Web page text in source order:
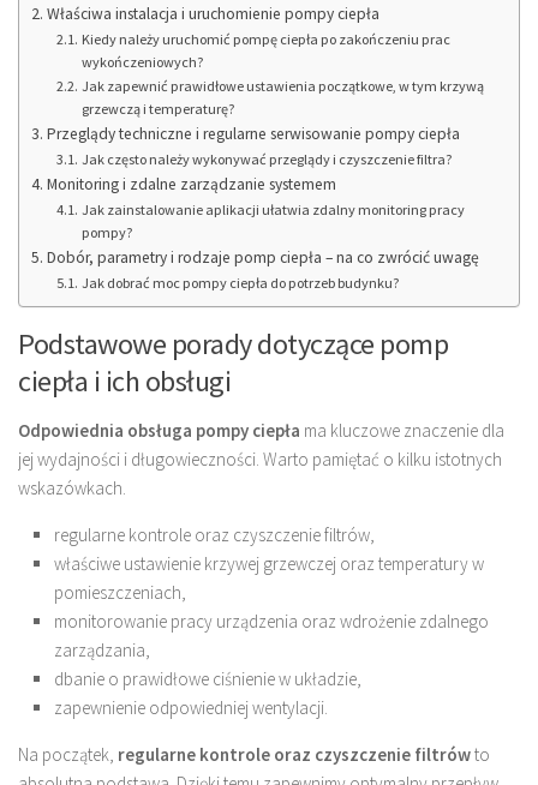
Właściwa instalacja i uruchomienie pompy ciepła
Kiedy należy uruchomić pompę ciepła po zakończeniu prac
wykończeniowych?
Jak zapewnić prawidłowe ustawienia początkowe, w tym krzywą
grzewczą i temperaturę?
Przeglądy techniczne i regularne serwisowanie pompy ciepła
Jak często należy wykonywać przeglądy i czyszczenie filtra?
Monitoring i zdalne zarządzanie systemem
Jak zainstalowanie aplikacji ułatwia zdalny monitoring pracy
pompy?
Dobór, parametry i rodzaje pomp ciepła – na co zwrócić uwagę
Jak dobrać moc pompy ciepła do potrzeb budynku?
Podstawowe porady dotyczące pomp
ciepła i ich obsługi
Odpowiednia obsługa pompy ciepła ma kluczowe znaczenie dla
jej wydajności i długowieczności. Warto pamiętać o kilku istotnych
wskazówkach.
regularne kontrole oraz czyszczenie filtrów,
właściwe ustawienie krzywej grzewczej oraz temperatury w
pomieszczeniach,
monitorowanie pracy urządzenia oraz wdrożenie zdalnego
zarządzania,
dbanie o prawidłowe ciśnienie w układzie,
zapewnienie odpowiedniej wentylacji.
Na początek, regularne kontrole oraz czyszczenie filtrówto